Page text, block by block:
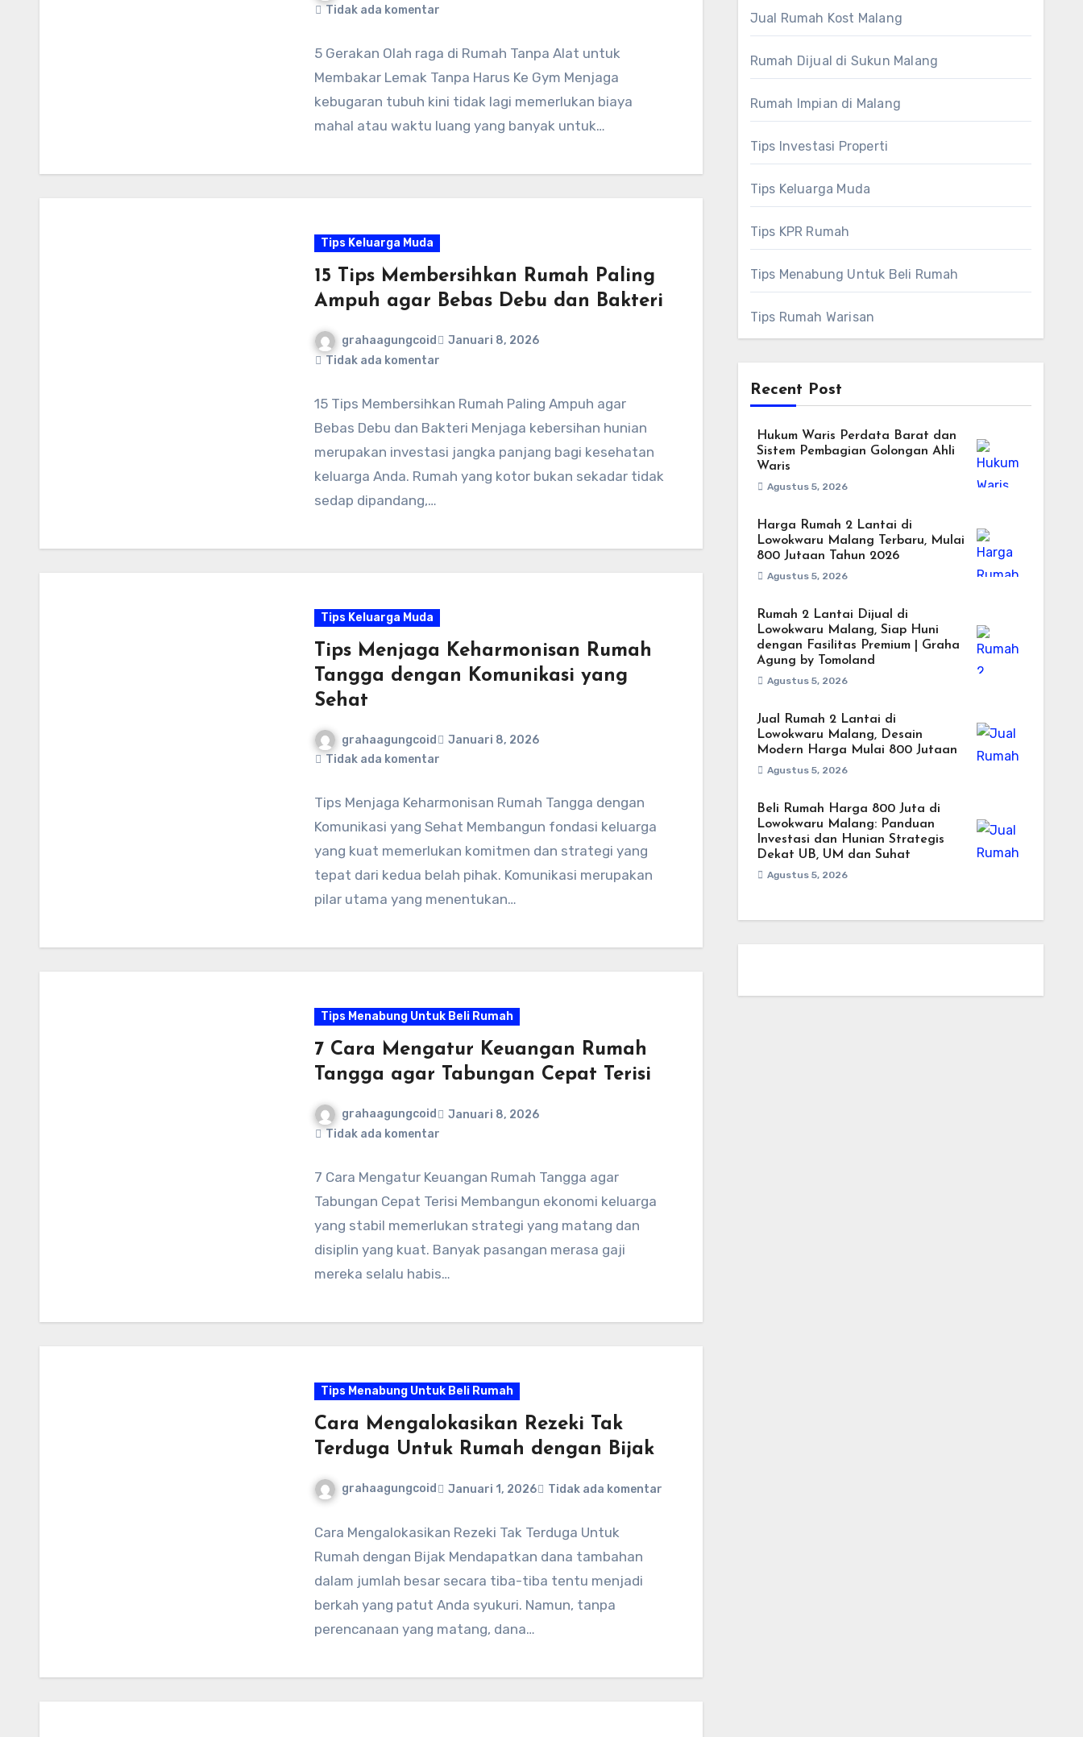
Tidak ada komentar
5 Gerakan Olah raga di Rumah Tanpa Alat untuk
Membakar Lemak Tanpa Harus Ke Gym Menjaga
kebugaran tubuh kini tidak lagi memerlukan biaya
mahal atau waktu luang yang banyak untuk…
Tips Keluarga Muda
15 Tips Membersihkan Rumah Paling
Ampuh agar Bebas Debu dan Bakteri
grahaagungcoid
Januari 8, 2026
Tidak ada komentar
15 Tips Membersihkan Rumah Paling Ampuh agar
Bebas Debu dan Bakteri Menjaga kebersihan hunian
merupakan investasi jangka panjang bagi kesehatan
keluarga Anda. Rumah yang kotor bukan sekadar tidak
sedap dipandang,…
Tips Keluarga Muda
Tips Menjaga Keharmonisan Rumah
Tangga dengan Komunikasi yang
Sehat
grahaagungcoid
Januari 8, 2026
Tidak ada komentar
Tips Menjaga Keharmonisan Rumah Tangga dengan
Komunikasi yang Sehat Membangun fondasi keluarga
yang kuat memerlukan komitmen dan strategi yang
tepat dari kedua belah pihak. Komunikasi merupakan
pilar utama yang menentukan…
Tips Menabung Untuk Beli Rumah
7 Cara Mengatur Keuangan Rumah
Tangga agar Tabungan Cepat Terisi
grahaagungcoid
Januari 8, 2026
Tidak ada komentar
7 Cara Mengatur Keuangan Rumah Tangga agar
Tabungan Cepat Terisi Membangun ekonomi keluarga
yang stabil memerlukan strategi yang matang dan
disiplin yang kuat. Banyak pasangan merasa gaji
mereka selalu habis…
Tips Menabung Untuk Beli Rumah
Cara Mengalokasikan Rezeki Tak
Terduga Untuk Rumah dengan Bijak
grahaagungcoid Januari 1, 2026 Tidak ada komentar
Cara Mengalokasikan Rezeki Tak Terduga Untuk
Rumah dengan Bijak Mendapatkan dana tambahan
dalam jumlah besar secara tiba-tiba tentu menjadi
berkah yang patut Anda syukuri. Namun, tanpa
perencanaan yang matang, dana…
Jual Rumah Kost Malang
Rumah Dijual di Sukun Malang
Rumah Impian di Malang
Tips Investasi Properti
Tips Keluarga Muda
Tips KPR Rumah
Tips Menabung Untuk Beli Rumah
Tips Rumah Warisan
Recent Post
Hukum Waris Perdata Barat dan
Sistem Pembagian Golongan Ahli
Waris
Agustus 5, 2026
Harga Rumah 2 Lantai di
Lowokwaru Malang Terbaru, Mulai
800 Jutaan Tahun 2026
Agustus 5, 2026
Rumah 2 Lantai Dijual di
Lowokwaru Malang, Siap Huni
dengan Fasilitas Premium | Graha
Agung by Tomoland
Agustus 5, 2026
Jual Rumah 2 Lantai di
Lowokwaru Malang, Desain
Modern Harga Mulai 800 Jutaan
Agustus 5, 2026
Beli Rumah Harga 800 Juta di
Lowokwaru Malang: Panduan
Investasi dan Hunian Strategis
Dekat UB, UM dan Suhat
Agustus 5, 2026